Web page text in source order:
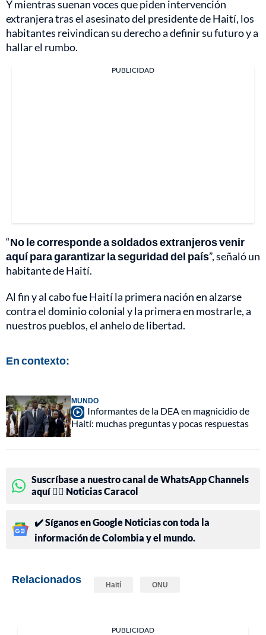
Y mientras suenan voces que piden intervención
extranjera tras el asesinato del presidente de Haití, los
habitantes reivindican su derecho a definir su futuro y a
hallar el rumbo.
PUBLICIDAD
“No le corresponde a soldados extranjeros venir
aquí para garantizar la seguridad del país”, señaló un
habitante de Haití.
Al fin y al cabo fue Haití la primera nación en alzarse
contra el dominio colonial y la primera en mostrarle, a
nuestros pueblos, el anhelo de libertad.
En contexto:
MUNDO
Informantes de la DEA en magnicidio de
Haití: muchas preguntas y pocas respuestas
Suscríbase a nuestro canal de WhatsApp Channels
aquí 👉🏻 Noticias Caracol
✔️ Síganos en Google Noticias con toda la
información de Colombia y el mundo.
Relacionados Haití ONU
PUBLICIDAD